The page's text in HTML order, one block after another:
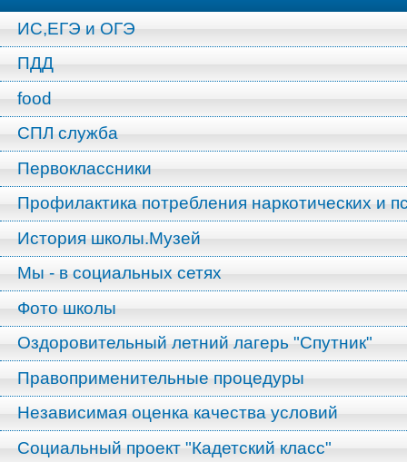
ИС,ЕГЭ и ОГЭ
ПДД
food
СПЛ служба
Первоклассники
Профилактика потребления наркотических и
История школы.Музей
Мы - в социальных сетях
Фото школы
Оздоровительный летний лагерь "Спутник"
Правоприменительные процедуры
Независимая оценка качества условий
Социальный проект "Кадетский класс"